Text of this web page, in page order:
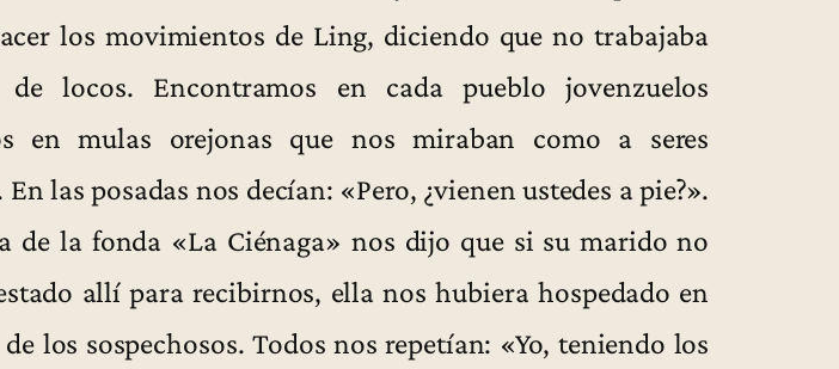
los movimientos de Ling, diciendo que no trabajaba
locos. Encontramos en cada pueblo jovenzuelos
en mulas orejonas que nos miraban como a seres
las posadas nos decían: «Pero, ¿vienen ustedes a pie?».
de la fonda «La Ciénaga» nos dijo que si su marido no
allí para recibirnos, ella nos hubiera hospedado en
los sospechosos. Todos nos repetían: «Yo, teniendo los